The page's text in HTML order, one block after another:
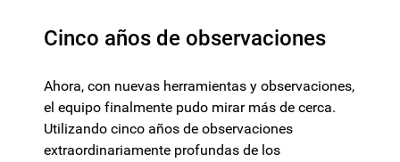
Cinco años de observaciones
Ahora, con nuevas herramientas y observaciones,
el equipo finalmente pudo mirar más de cerca.
Utilizando cinco años de observaciones
extraordinariamente profundas de los